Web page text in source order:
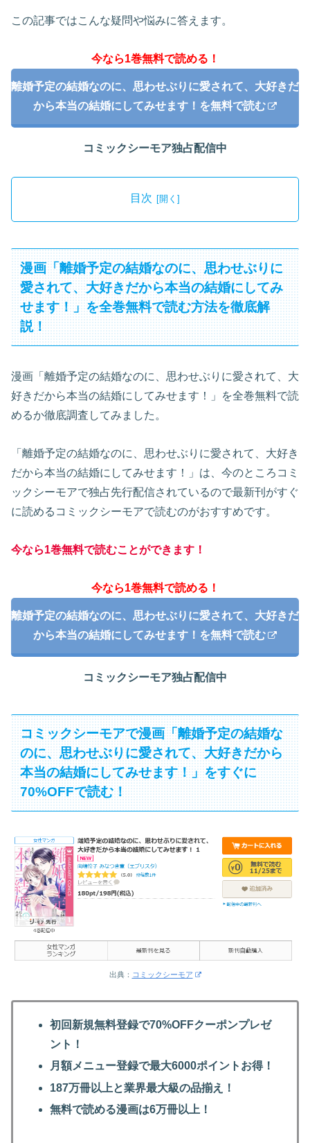
この記事ではこんな疑問や悩みに答えます。
今なら1巻無料で読める！
離婚予定の結婚なのに、思わせぶりに愛されて、大好きだ
から本当の結婚にしてみせます！を無料で読む
コミックシーモア独占配信中
目次
漫画「離婚予定の結婚なのに、思わせぶりに
愛されて、大好きだから本当の結婚にしてみ
せます！」を全巻無料で読む方法を徹底解
説！
漫画「離婚予定の結婚なのに、思わせぶりに愛されて、大
好きだから本当の結婚にしてみせます！」を全巻無料で読
めるか徹底調査してみました。
「離婚予定の結婚なのに、思わせぶりに愛されて、大好き
だから本当の結婚にしてみせます！」は、今のところコミ
ックシーモアで独占先行配信されているので最新刊がすぐ
に読めるコミックシーモアで読むのがおすすめです。
今なら1巻無料で読むことができます！
今なら1巻無料で読める！
離婚予定の結婚なのに、思わせぶりに愛されて、大好きだ
から本当の結婚にしてみせます！を無料で読む
コミックシーモア独占配信中
コミックシーモアで漫画「離婚予定の結婚な
のに、思わせぶりに愛されて、大好きだから
本当の結婚にしてみせます！」をすぐに
70%OFFで読む！
出典： コミックシーモア
初回新規無料登録で70%OFFクーポンプレゼ
ント！
月額メニュー登録で最大6000ポイントお得！
187万冊以上と業界最大級の品揃え！
無料で読める漫画は6万冊以上！